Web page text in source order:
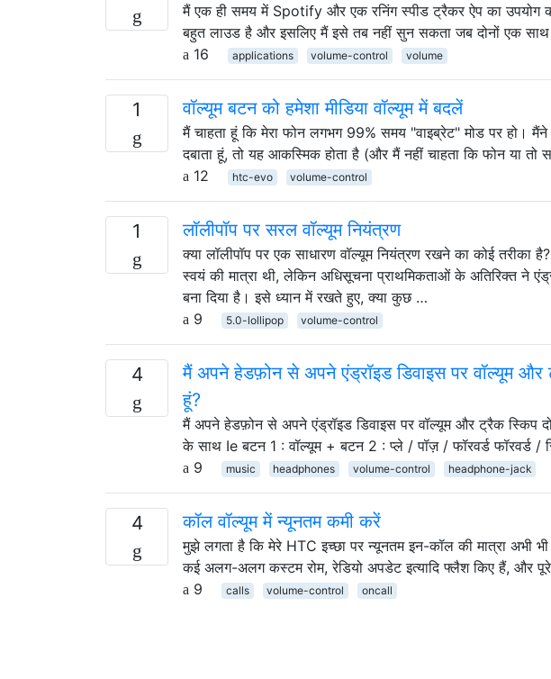
मैं एक ही समय में Spotify और एक रनिंग स्पीड ट्रैकर ऐप का उपयोग
बहुत लाउड है और इसलिए मैं इसे तब नहीं सुन सकता जब दोनों एक
16
applications volume-control volume
1 वॉल्यूम बटन को हमेशा मीडिया वॉल्यूम में बदलें
मैं चाहता हूं कि मेरा फोन लगभग 99% समय "वाइब्रेट" मोड पर हो।
दबाता हूं, तो यह आकस्मिक होता है (और मैं नहीं चाहता कि फोन या तो
12
htc-evo volume-control
1 लॉलीपॉप पर सरल वॉल्यूम नियंत्रण
क्या लॉलीपॉप पर एक साधारण वॉल्यूम नियंत्रण रखने का कोई तरीका
स्वयं की मात्रा थी, लेकिन अधिसूचना प्राथमिकताओं के अतिरिक्त ने
बना दिया है। इसे ध्यान में रखते हुए, क्या कुछ …
9
5.0-lollipop volume-control
4
मैं अपने हेडफ़ोन से अपने एंड्रॉइड डिवाइस पर वॉल्यूम
हूं?
मैं अपने हेडफ़ोन से अपने एंड्रॉइड डिवाइस पर वॉल्यूम और ट्रैक स्किप
के साथ Ie बटन 1 : वॉल्यूम + बटन 2 : प्ले / पॉज़ / फॉरवर्ड फॉरवर्ड
9
music headphones volume-control headphone-jack
4 कॉल वॉल्यूम में न्यूनतम कमी करें
मुझे लगता है कि मेरे HTC इच्छा पर न्यूनतम इन-कॉल की मात्रा
कई अलग-अलग कस्टम रोम, रेडियो अपडेट इत्यादि फ्लैश किए हैं, और
9
calls volume-control oncall